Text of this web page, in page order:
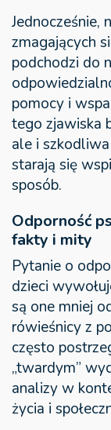
Jednocześnie,
zmagających
podchodzi do
pomocy i
tego zjawiska
ale i
starają się
sposób.
Odporność
fakty i mity
Pytanie o
dzieci
są one mniej
rówieśnicy z
często
„twardym”
analizy w
życia i